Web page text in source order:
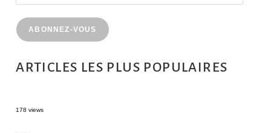
ABONNEZ-VOUS
ARTICLES LES PLUS POPULAIRES
178 views